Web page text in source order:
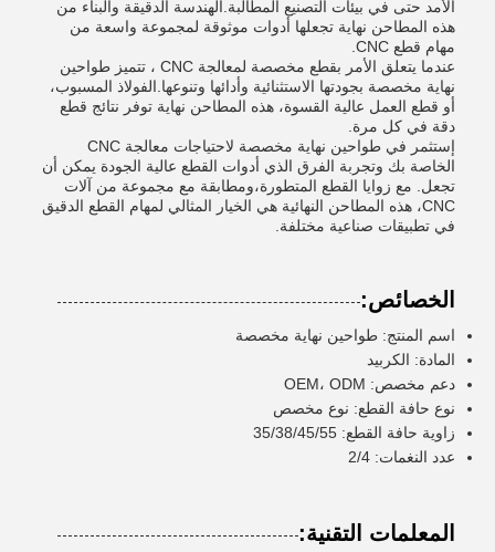
الأمد حتى في بيئات التصنيع المطالبة.الهندسة الدقيقة والبناء من
هذه المطاحن نهاية تجعلها أدوات موثوقة لمجموعة واسعة من
مهام قطع CNC.
عندما يتعلق الأمر بقطع مخصصة لمعالجة CNC ، تتميز طواحين
نهاية مخصصة بجودتها الاستثنائية وأدائها وتنوعها.الفولاذ المسبوب،
أو قطع العمل عالية القسوة، هذه المطاحن نهاية توفر نتائج قطع
دقة في كل مرة.
إستثمر في طواحين نهاية مخصصة لاحتياجات معالجة CNC
الخاصة بك وتجربة الفرق الذي أدوات القطع عالية الجودة يمكن أن
تجعل. مع زوايا القطع المتطورة،ومطابقة مع مجموعة من آلات
CNC، هذه المطاحن النهائية هي الخيار المثالي لمهام القطع الدقيق
في تطبيقات صناعية مختلفة.
الخصائص:
اسم المنتج: طواحين نهاية مخصصة
المادة: الكربيد
دعم مخصص: OEM، ODM
نوع حافة القطع: نوع مخصص
زاوية حافة القطع: 35/38/45/55
عدد النغمات: 2/4
المعلمات التقنية: